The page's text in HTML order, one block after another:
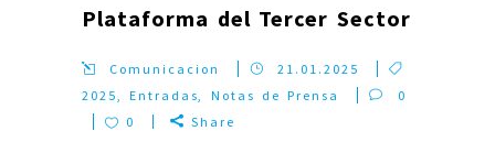
Plataforma del Tercer Sector
Comunicacion
21.01.2025
2025,Entradas, Notas de Prensa
0
0
Share